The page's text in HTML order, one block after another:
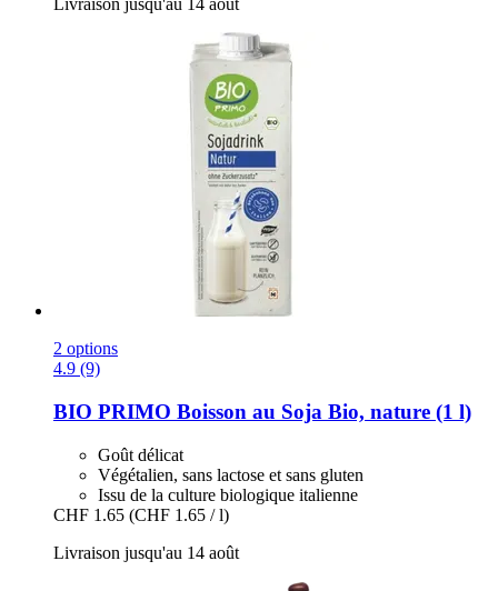
Livraison jusqu'au 14 août
2 options
4.9 (9)
BIO PRIMO Boisson au Soja Bio, nature (1 l)
Goût délicat
Végétalien, sans lactose et sans gluten
Issu de la culture biologique italienne
CHF 1.65 (CHF 1.65 / l)
Livraison jusqu'au 14 août